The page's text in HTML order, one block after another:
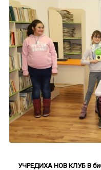
УЧРЕДИХА НОВ КЛУБ В